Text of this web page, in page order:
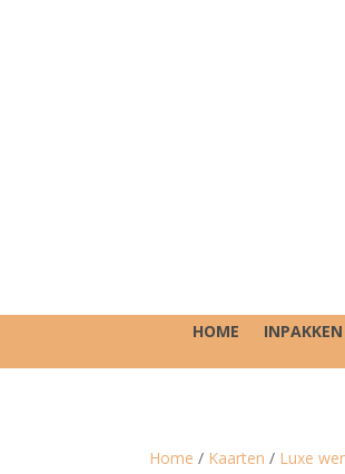
HOME INPAKKEN
Home / Kaarten / Luxe